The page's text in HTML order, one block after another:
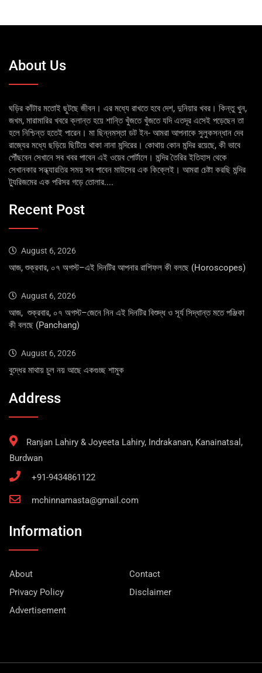
About Us
ঘড়ির কাঁটার মতোই ছুটছে জীবন। এর মধ্যে রাখতে হবে দেশ, দুনিয়ার খবর। কিন্তু খুন,
জখম, মারামারির খবরে ক্লান্ত হয়ে শান্তি খুঁজতে খুঁজতে যদি এতদূর এসেই পড়েছেন তা
হলে নিশ্চিন্ত হতেই পারেন। মা ছিন্নমস্তা ডট ইন- আমরা আপনাকে সুলুকসন্ধান দেব
রাজ্যের মধ্যে ছড়িয়ে ছিটিয়ে থাকা নানা মন্দিরের। কোথায় কোন মন্দির রয়েছে, কী ভাবে
পৌঁছবেন সেখানে সব খবর পাবেন এই ওয়েব পোর্টালে। মন্দির তৈরির ইতিহাস থেকে
সেখানকার সন্ধ্যারতির সময় সব পাবেন মাউসের এক কিক্লেই। আমরা চেষ্টা করছি মন্দির
ট্যুরিজমের এক পরিসর গড়ে তোলার....
Recent Post
August 6, 2026
আজ, শুক্রবার, ০৭ অগস্ট–এই দিনটির আপনার রাশিফল কী বলছে (Horoscopes)
August 6, 2026
আজ, শুক্রবার, ০৭ অগস্ট–জেনে নিন এই দিনটির বিশুদ্ধ ও সূর্য সিদ্ধান্ত মতে পঞ্জিকা
কী বলছে (Panchang)
August 6, 2026
বুদ্ধের মাথায় চুল নয় আছে একগুচ্ছ শামুক
Address
Ranjan Lahiry & Joyeeta Lahiry, Indrakanan, Kanainatsal,
Burdwan
+91-9434861122
mchinnamasta@gmail.com
Information
About
Contact
Privacy Policy
Disclaimer
Advertisement